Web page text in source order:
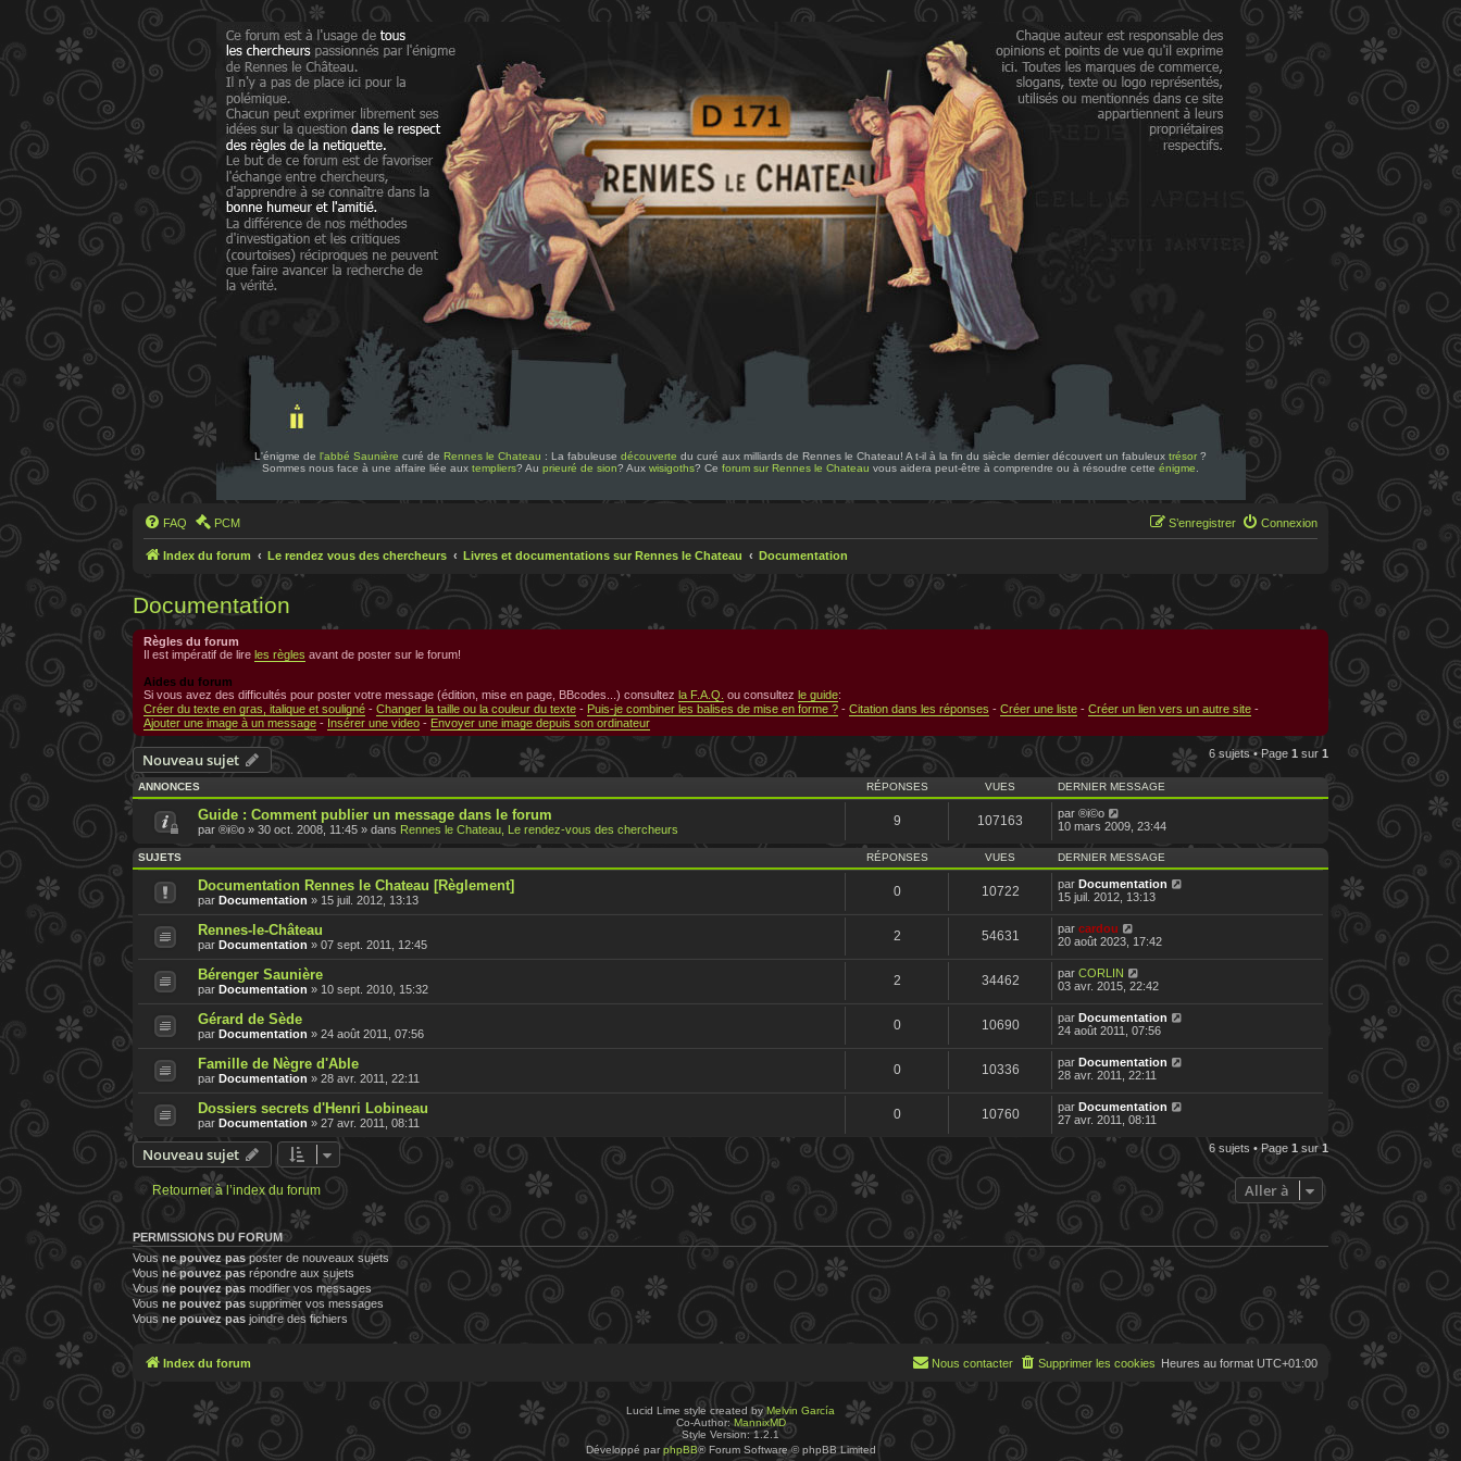
L'énigme de l'abbé Saunière curé de Rennes le Chateau : La fabuleuse découverte du curé aux milliards de Rennes le Chateau! A t-il à la fin du siècle dernier découvert un fabuleux trésor ?
Sommes nous face à une affaire liée aux templiers? Au prieuré de sion? Aux wisigoths? Ce forum sur Rennes le Chateau vous aidera peut-être à comprendre ou à résoudre cette énigme
FAQ PCM Connexion
S’enregistrer
Index du forum Le rendez vous des chercheurs Livres et documentations sur Rennes le Chateau Documentation
Documentation
Règles du forum
Il est impératif de lire les règles avant de poster sur le forum!
Aides du forum
Si vous avez des difficultés pour poster votre message (édition, mise en page, BBcodes...) consultez la F.A.Q. ou consultez le guide:
Créer du texte en gras, italique et souligné - Changer la taille ou la couleur du texte - Puis-je combiner les balises de mise en forme ? - Citation dans les réponses - Créer une liste - Créer un lien vers un autre site -
Ajouter une image à un message - Insérer une video - Envoyer une image depuis son ordinateur
Nouveau sujet 6 sujets • Page 1 sur 1
ANNONCES RÉPONSES VUES DERNIER MESSAGE
Guide : Comment publier un message dans le forum
par ®i©o » 30 oct. 2008, 11:45 » dans Rennes le Chateau, Le rendez-vous des chercheurs
9 107163 par ®i©o
10 mars 2009, 23:44
SUJETS RÉPONSES VUES DERNIER MESSAGE
Documentation Rennes le Chateau [Règlement]
par Documentation » 15 juil. 2012, 13:13
0 10722 par Documentation
15 juil. 2012, 13:13
Rennes-le-Château
par Documentation » 07 sept. 2011, 12:45
2 54631 par cardou
20 août 2023, 17:42
Bérenger Saunière
par Documentation » 10 sept. 2010, 15:32
2 34462 par CORLIN
03 avr. 2015, 22:42
Gérard de Sède
par Documentation » 24 août 2011, 07:56
0 10690 par Documentation
24 août 2011, 07:56
Famille de Nègre d'Able
par Documentation » 28 avr. 2011, 22:11
0 10336 par Documentation
28 avr. 2011, 22:11
Dossiers secrets d'Henri Lobineau
par Documentation » 27 avr. 2011, 08:11
0 10760 par Documentation
27 avr. 2011, 08:11
Nouveau sujet 6 sujets • Page 1 sur1
Retourner à l’index du forum Aller à
PERMISSIONS DU FORUM
Vousne pouvez pasposter de nouveaux sujets
Vous ne pouvez pas répondre aux sujets
Vousne pouvez pas modifier vos messages
Vous ne pouvez pas supprimer vos messages
Vousne pouvez pas joindre des fichiers
Index du forum Heures au format UTC+01:00
Supprimer les cookies
Nous contacter
Lucid Lime style created byMelvin García
Co-Author:MannixMD
Style Version: 1.2.1
Développé par phpBB® Forum Software © phpBB Limited